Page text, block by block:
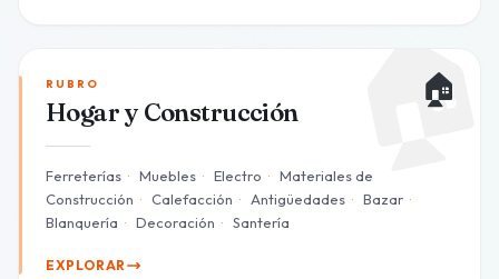
🏠
RUBRO
Hogar y Construcción
Ferreterías · Muebles · Electro · Materiales de
Construcción · Calefacción · Antigüedades · Bazar ·
Blanquería · Decoración · Santería
EXPLORAR